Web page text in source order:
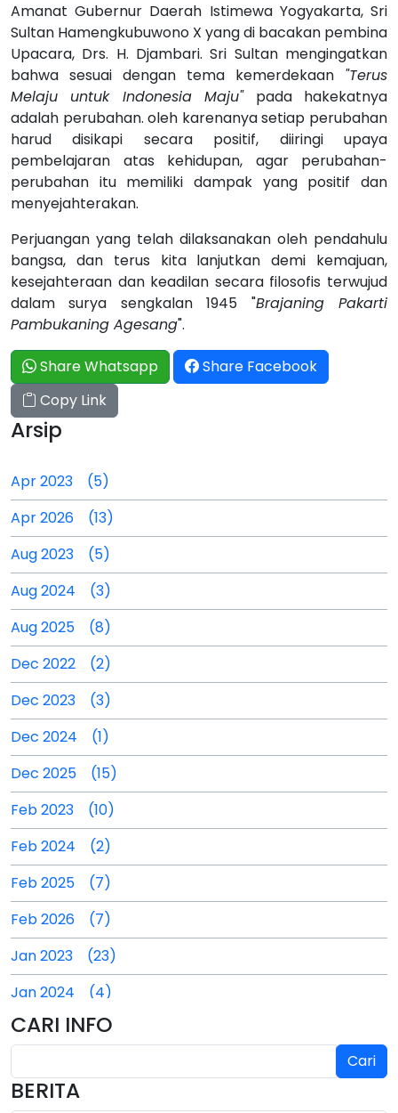
Amanat Gubernur Daerah Istimewa Yogyakarta, Sri
Sultan Hamengkubuwono X yang di bacakan pembina
Upacara, Drs. H. Djambari. Sri Sultan mengingatkan
bahwa sesuai dengan tema kemerdekaan "Terus
Melaju untuk Indonesia Maju"pada hakekatnya
adalah perubahan. oleh karenanya setiap perubahan
harud disikapi secara positif, diiringi upaya
pembelajaran atas kehidupan, agar perubahan-
perubahan itu memiliki dampak yang positif dan
menyejahterakan.
Perjuangan yang telah dilaksanakan oleh pendahulu
bangsa, dan terus kita lanjutkan demi kemajuan,
kesejahteraan dan keadilan secara filosofis terwujud
dalam surya sengkalan 1945 "Brajaning Pakarti
Pambukaning Agesang".
Share Whatsapp
Share Facebook
Copy Link
Arsip
Apr 2023 (5)
Apr 2026 (13)
Aug 2023 (5)
Aug 2024 (3)
Aug 2025 (8)
Dec 2022 (2)
Dec 2023 (3)
Dec 2024 (1)
Dec 2025 (15)
Feb 2023 (10)
Feb 2024 (2)
Feb 2025 (7)
Feb 2026 (7)
Jan 2023 (23)
Jan 2024 (4)
Jan 2025 (4)
Jul 2025 (3)
CARI INFO
Cari
BERITA